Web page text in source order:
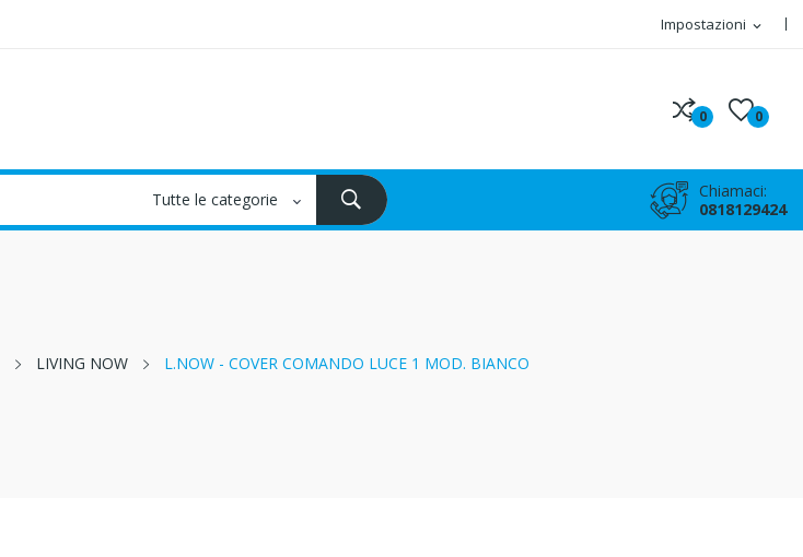
Impostazioni expand_more
0
0
Chiamaci:
0818129424
LIVING NOW L.NOW - COVER COMANDO LUCE 1 MOD. BIANCO